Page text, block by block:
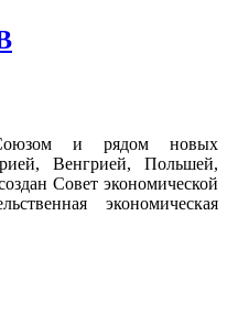
и рядом новых
Венгрией, Польшей,
Совет экономической
экономическая